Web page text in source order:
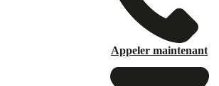
Appeler maintenant